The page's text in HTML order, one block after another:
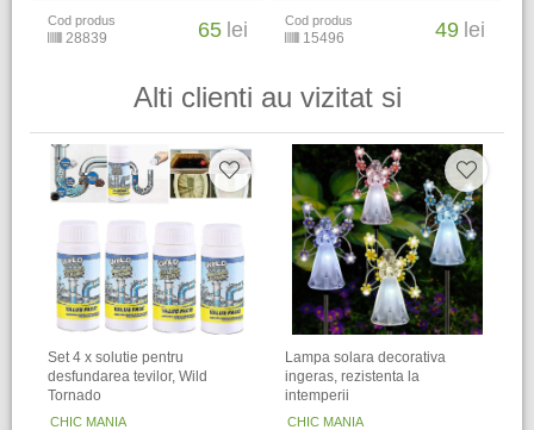
Cod produs
28839 65 lei Cod produs
15496 49 lei
Alti clienti au vizitat si
Set 4 x solutie pentru
desfundarea tevilor, Wild
Tornado
CHIC MANIA
Lampa solara decorativa
ingeras, rezistenta la
intemperii
CHIC MANIA